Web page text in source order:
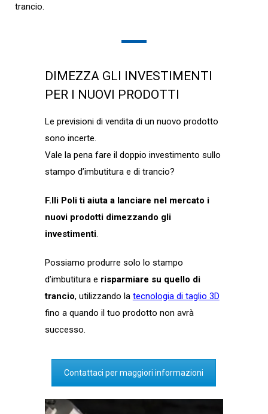
trancio.
DIMEZZA GLI INVESTIMENTI
PER I NUOVI PRODOTTI
Le previsioni di vendita di un nuovo prodotto
sono incerte.
Vale la pena fare il doppio investimento sullo
stampo d’imbutitura e di trancio?
F.lli Poli ti aiuta a lanciare nel mercato i
nuovi prodotti dimezzando gli
investimenti.
Possiamo produrre solo lo stampo
d’imbutitura e risparmiare su quello di
trancio, utilizzando la tecnologia di taglio 3D
fino a quando il tuo prodotto non avrà
successo.
Contattaci per maggiori informazioni